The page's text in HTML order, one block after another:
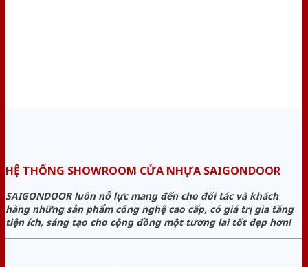
HỆ THỐNG SHOWROOM CỬA NHỰA SAIGONDOOR
SAIGONDOOR luôn nỗ lực mang đến cho đối tác và khách
hàng những sản phẩm công nghệ cao cấp, có giá trị gia tăng
tiện ích, sáng tạo cho cộng đồng một tương lai tốt đẹp hơn!